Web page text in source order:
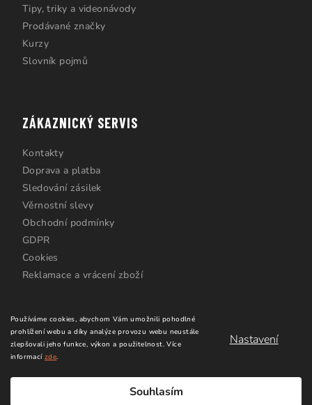
Používáme cookies, abychom Vám umožnili pohodlné
prohlížení webu a díky analýze provozu webu neustále
zlepšovali jeho funkce, výkon a použitelnost.Více
informacízde.
Nastavení
Souhlasím
Tipy, triky a videonávody
Prodávané značky
Kurzy
Slovník pojmů
ZÁKAZNICKÝ SERVIS
Kontakty
Doprava a platba
Sledování zásilek
Věrnostní slevy
Obchodní podmínky
GDPR
Cookies
Reklamace a vrácení zboží
vyhrazena.Upravit nastavení cookies